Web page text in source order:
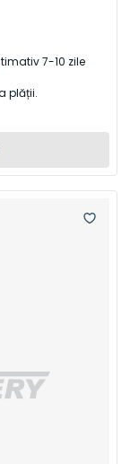
7-10 zile
plății.